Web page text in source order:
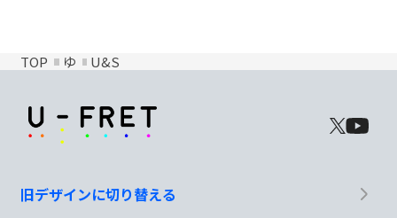
TOP ゆ U&S
旧デザインに切り替える